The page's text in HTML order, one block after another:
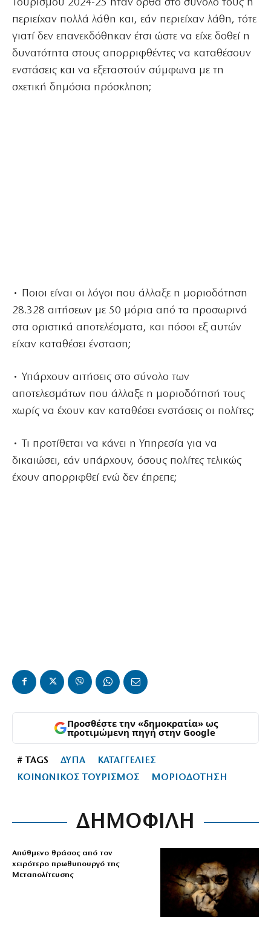
Τουρισμού 2024-25 ήταν ορθά στο σύνολό τους ή
περιείχαν πολλά λάθη και, εάν περιείχαν λάθη, τότε
γιατί δεν επανεκδόθηκαν έτσι ώστε να είχε δοθεί η
δυνατότητα στους απορριφθέντες να καταθέσουν
ενστάσεις και να εξεταστούν σύμφωνα με τη
σχετική δημόσια πρόσκληση;
• Ποιοι είναι οι λόγοι που άλλαξε η μοριοδότηση
28.328 αιτήσεων με 50 μόρια από τα προσωρινά
στα οριστικά αποτελέσματα, και πόσοι εξ αυτών
είχαν καταθέσει ένσταση;
• Υπάρχουν αιτήσεις στο σύνολο των
αποτελεσμάτων που άλλαξε η μοριοδότησή τους
χωρίς να έχουν καν καταθέσει ενστάσεις οι πολίτες;
• Τι προτίθεται να κάνει η Υπηρεσία για να
δικαιώσει, εάν υπάρχουν, όσους πολίτες τελικώς
έχουν απορριφθεί ενώ δεν έπρεπε;
Προσθέστε την «δημοκρατία» ως
προτιμώμενη πηγή στην Google
# TAGS ΔΥΠΑ
ΚΑΤΑΓΓΕΛΙΕΣ
ΚΟΙΝΩΝΙΚΟΣ ΤΟΥΡΙΣΜΟΣ
ΜΟΡΙΟΔΟΤΗΣΗ
ΔΗΜΟΦΙΛΗ
Απύθμενο θράσος από τον
χειρότερο πρωθυπουργό της
Μεταπολίτευσης